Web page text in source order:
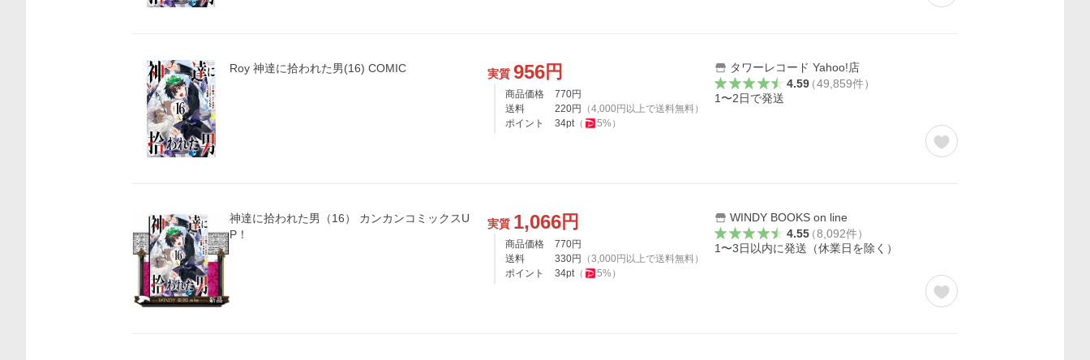
Roy 神達に拾われた男(16) COMIC 実質 956円
商品価格 770円
送料
220円 （4,000 円以上で送料無料）
ポイント
34pt（ 5%）
タワーレコード Yahoo!店
4.59（49,859件）
1〜2日で発送
神達に拾われた男（16） カンカンコミックスU
P！
実質 1,066円
商品価格 770円
送料
330円 （3,000 円以上で送料無料）
ポイント
34pt（ 5%）
WINDY BOOKS on line
4.55（8,092件）
1〜3日以内に発送（休業日を除く）